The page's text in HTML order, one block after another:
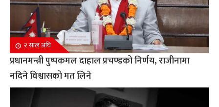
२ साल अघि
प्रधानमन्त्री पुष्पकमल दाहाल प्रचण्डको निर्णय, राजीनामा
नदिने विश्वासको मत लिने